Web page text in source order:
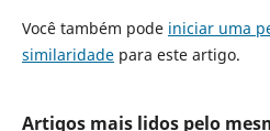
Você também pode iniciar uma
similaridadepara este artigo.
Artigos mais lidos pelo